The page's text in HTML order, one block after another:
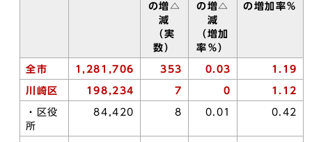
の増△
減
（実
数）
の増△
減
（増加
率％）
の増加率％
全市 1,281,706 353 0.03 1.19
川崎区 198,234 7 0 1.12
・区役
所
84,420 8 0.01 0.42